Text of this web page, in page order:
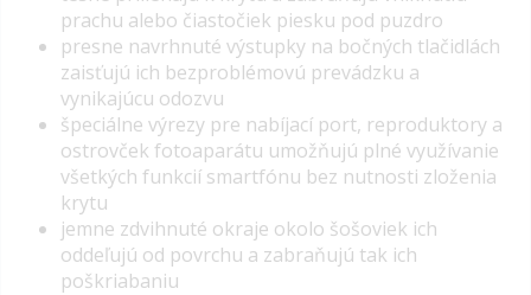
prachu alebo čiastočiek piesku pod puzdro
presne navrhnuté výstupky na bočných tlačidlách
zaisťujú ich bezproblémovú prevádzku a
vynikajúcu odozvu
špeciálne výrezy pre nabíjací port, reproduktory a
ostrovček fotoaparátu umožňujú plné využívanie
všetkých funkcií smartfónu bez nutnosti zloženia
krytu
jemne zdvihnuté okraje okolo šošoviek ich
oddeľujú od povrchu a zabraňujú tak ich
poškriabaniu